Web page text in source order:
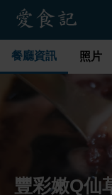
餐廳資訊 照片
豐彩嫩Q仙